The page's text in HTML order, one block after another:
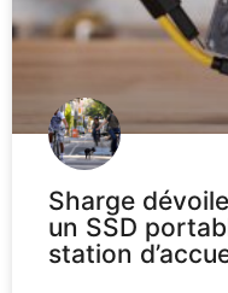
Sharge
un SSD
station